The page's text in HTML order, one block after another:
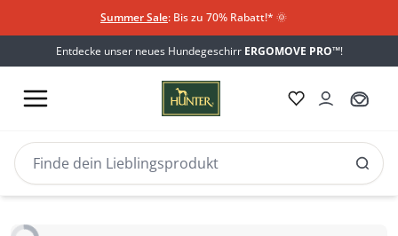
Summer Sale: Bis zu 70% Rabatt!* 🌞
Entdecke unser neues Hundegeschirr ERGOMOVE PRO™!